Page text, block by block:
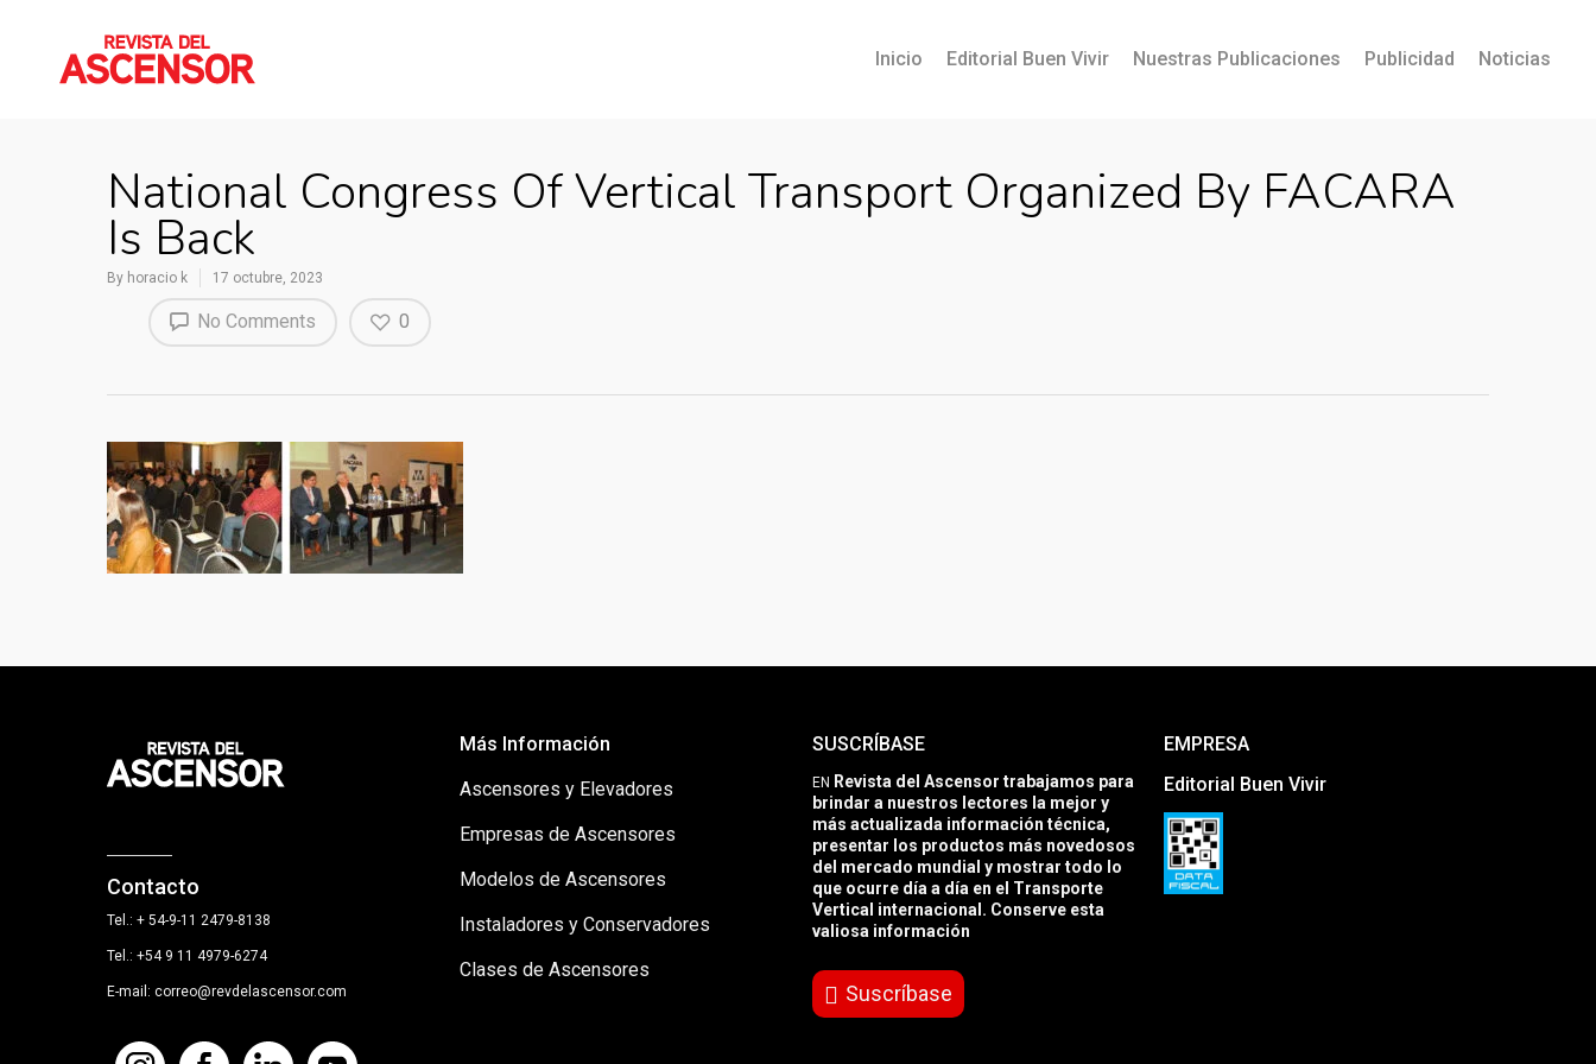
Inicio Editorial Buen Vivir Nuestras Publicaciones Publicidad Noticias
National Congress Of Vertical Transport Organized By FACARA
Is Back
By horacio k 17 octubre, 2023
No Comments 0
Contacto
Tel.: + 54-9-11 2479-8138
Tel.: +54 9 11 4979-6274
E-mail: correo@revdelascensor.com
Más Información
Ascensores y Elevadores
Empresas de Ascensores
Modelos de Ascensores
Instaladores y Conservadores
Clases de Ascensores
SUSCRÍBASE
EN Revista del Ascensor trabajamos para
brindar a nuestros lectores la mejor y
más actualizada información técnica,
presentar los productos más novedosos
del mercado mundial y mostrar todo lo
que ocurre día a día en el Transporte
Vertical internacional. Conserve esta
valiosa información
Suscríbase
EMPRESA
Editorial Buen Vivir